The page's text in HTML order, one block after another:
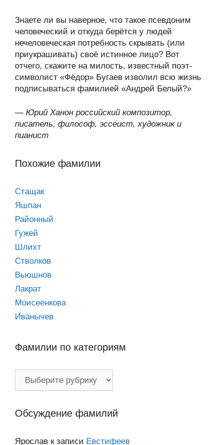
Знаете ли вы наверное, что такое псевдоним
человеческий и откуда берётся у людей
нечеловеческая потребность скрывать (или
приукрашивать) своё истинное лицо? Вот
отчего, скажите на милость, известный поэт-
символист «Фёдор» Бугаев изволил всю жизнь
подписываться фамилией «Андрей Белый?»
— Юрий Ханон российский композитор,
писатель, философ, эссеист, художник и
пианист
Похожие фамилии
Стащак
Яшпан
Районный
Гужей
Шлихт
Стволков
Вьюшнов
Лакрат
Моисеенкова
Иванычев
Фамилии по категориям
Фамилии
Обсуждение фамилий
Ярослав к записи Евстифеев